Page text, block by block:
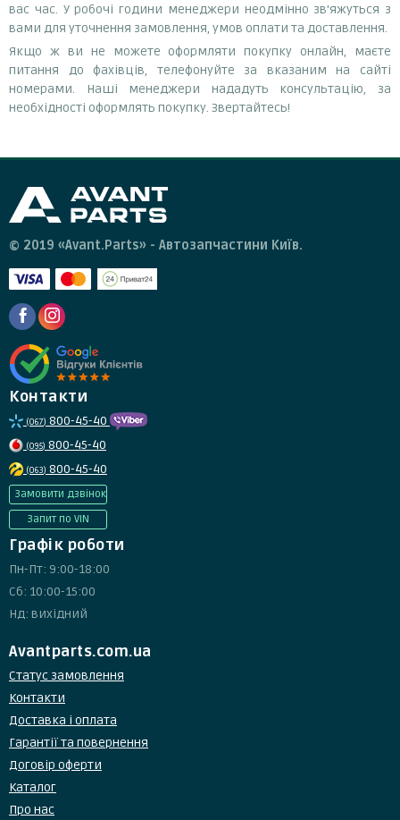
вас час. У робочі години менеджери неодмінно зв'яжуться з
вами для уточнення замовлення, умов оплати та доставлення.
Якщо ж ви не можете оформляти покупку онлайн, маєте
питання до фахівців, телефонуйте за вказаним на сайті
номерами. Наші менеджери нададуть консультацію, за
необхідності оформлять покупку. Звертайтесь!
© 2019 «Avant.Parts» - Автозапчастини Київ.
Контакти
(067) 800-45-40
(095) 800-45-40
(063) 800-45-40
Замовити дзвінок
Запит по VIN
Графік роботи
Пн-Пт: 9:00-18:00
Сб: 10:00-15:00
Нд: вихідний
Avantparts.com.ua
Статус замовлення
Контакти
Доставка і оплата
Гарантії та повернення
Договір оферти
Каталог
Про нас